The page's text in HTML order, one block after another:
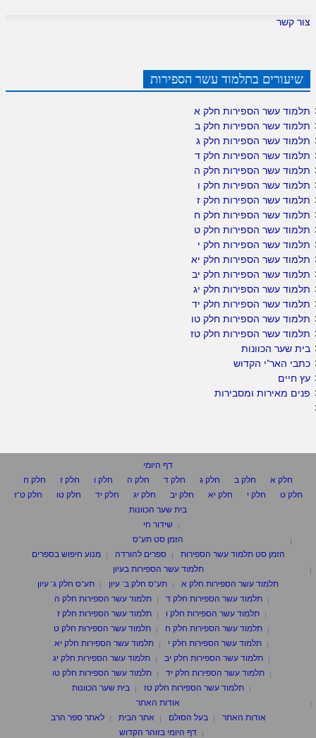
צור קשר
שיעורים בתלמוד עשר הספירות
תלמוד עשר הספירות חלק א
תלמוד עשר הספירות חלק ב
תלמוד עשר הספירות חלק ג
תלמוד עשר הספירות חלק ד
תלמוד עשר הספירות חלק ה
תלמוד עשר הספירות חלק ו
תלמוד עשר הספירות חלק ז
תלמוד עשר הספירות חלק ח
תלמוד עשר הספירות חלק ט
תלמוד עשר הספירות חלק י
תלמוד עשר הספירות חלק יא
תלמוד עשר הספירות חלק יב
תלמוד עשר הספירות חלק יג
תלמוד עשר הספירות חלק יד
תלמוד עשר הספירות חלק טו
תלמוד עשר הספירות חלק טז
בית שער הכוונות
כתבי האר"י הקדוש
עץ חיים
פנים מאירות ומסבירות
דף היומי
חלק א
חלק ב חלק ג חלק ד חלק ה חלק ו חלק ז
חלק ח
חלק ט
חלק י חלק יא חלק יב חלק יג חלק יד חלק טו
חלק ט"ז
בית שער הכוונות
שידור חי
הזמן סט תע"ס
הזמן סט תלמוד עשר הספירות
ספרים להורדה
מנוע חיפוש בספרים
תלמוד עשר הספירות בעיון
תלמוד עשר הספירות חלק א
תע"ס חלק ב' עיון
תע"ס חלק ג' עיון
תלמוד עשר הספירות חלק ד
תלמוד עשר הספירות חלק ה
תלמוד עשר הספירות חלק ו
תלמוד עשר הספירות חלק ז
תלמוד עשר הספירות חלק ח
תלמוד עשר הספירות חלק ט
תלמוד עשר הספירות חלק י
תלמוד עשר הספירות חלק יא
תלמוד עשר הספירות חלק יב
תלמוד עשר הספירות חלק יג
תלמוד עשר הספירות חלק יד
תלמוד עשר הספירות חלק טו
תלמוד עשר הספירות חלק טז
בית שער הכוונות
אודות האתר
אודות האתר
בעל הסולם אתר הבית
לאתר ספר הרב
דף היומי בזוהר הקדוש